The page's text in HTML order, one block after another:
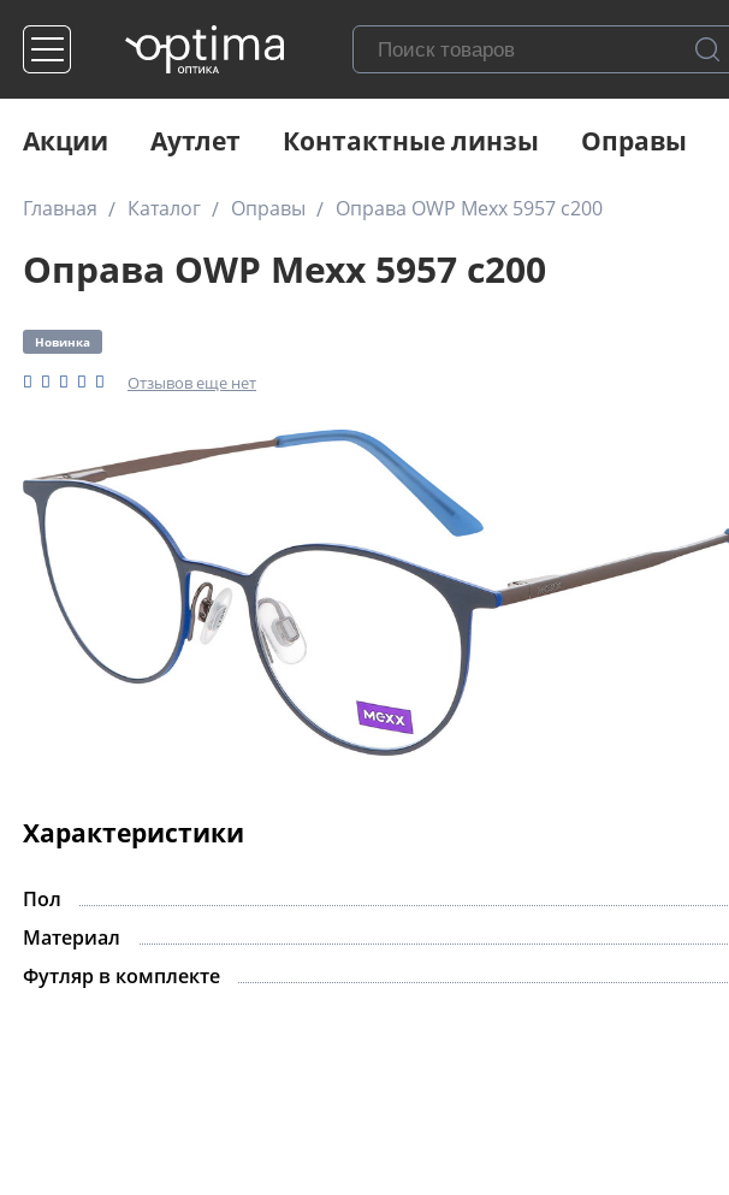
Акции Аутлет Контактные линзы Оправы
Главная Каталог Оправы Оправа OWP Mexx 5957 c200
Оправа OWP Mexx 5957 c200
Новинка
Отзывов еще нет
Характеристики
Пол
Материал
Футляр в комплекте